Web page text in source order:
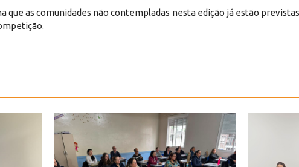
que as comunidades não contempladas nesta edição já estão